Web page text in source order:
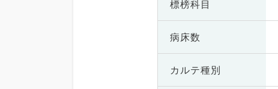
標榜科目
病床数
カルテ種別